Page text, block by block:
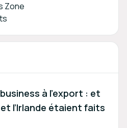
Zone
à l’export : et
l’Irlande étaient faits